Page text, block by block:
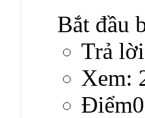
Bắt đầu
Trả
Xem: